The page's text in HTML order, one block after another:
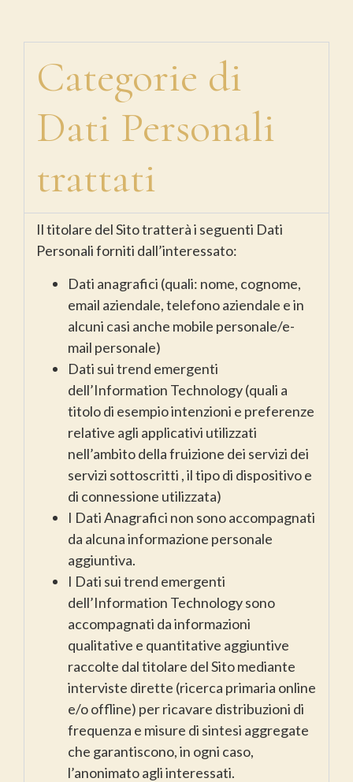
Categorie di
Dati Personali
trattati
Il titolare del Sito tratterà i seguenti Dati
Personali forniti dall’interessato:
Dati anagrafici (quali: nome, cognome,
email aziendale, telefono aziendale e in
alcuni casi anche mobile personale/e-
mail personale)
Dati sui trend emergenti
dell’Information Technology (quali a
titolo di esempio intenzioni e preferenze
relative agli applicativi utilizzati
nell’ambito della fruizione dei servizi dei
servizi sottoscritti , il tipo di dispositivo e
di connessione utilizzata)
I Dati Anagrafici non sono accompagnati
da alcuna informazione personale
aggiuntiva.
I Dati sui trend emergenti
dell’Information Technology sono
accompagnati da informazioni
qualitative e quantitative aggiuntive
raccolte dal titolare del Sito mediante
interviste dirette (ricerca primaria online
e/o offline) per ricavare distribuzioni di
frequenza e misure di sintesi aggregate
che garantiscono, in ogni caso,
l’anonimato agli interessati.